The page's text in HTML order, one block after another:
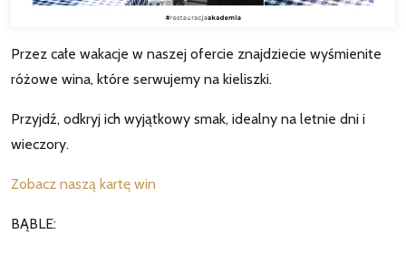
Przez całe wakacje w naszej ofercie znajdziecie wyśmienite
różowe wina, które serwujemy na kieliszki.
Przyjdź, odkryj ich wyjątkowy smak, idealny na letnie dni i
wieczory.
Zobacz naszą kartę win
BĄBLE: